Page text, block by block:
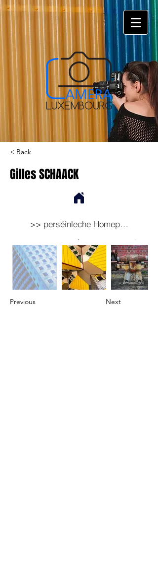
< Back
Gilles SCHAACK
>> perséinleche Homepage
Previous Next